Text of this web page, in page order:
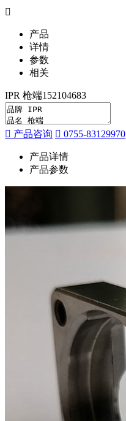
产品
详情
参数
相关
IPR 枪端152104683
产品咨询 0755-83129970
产品详情
产品参数